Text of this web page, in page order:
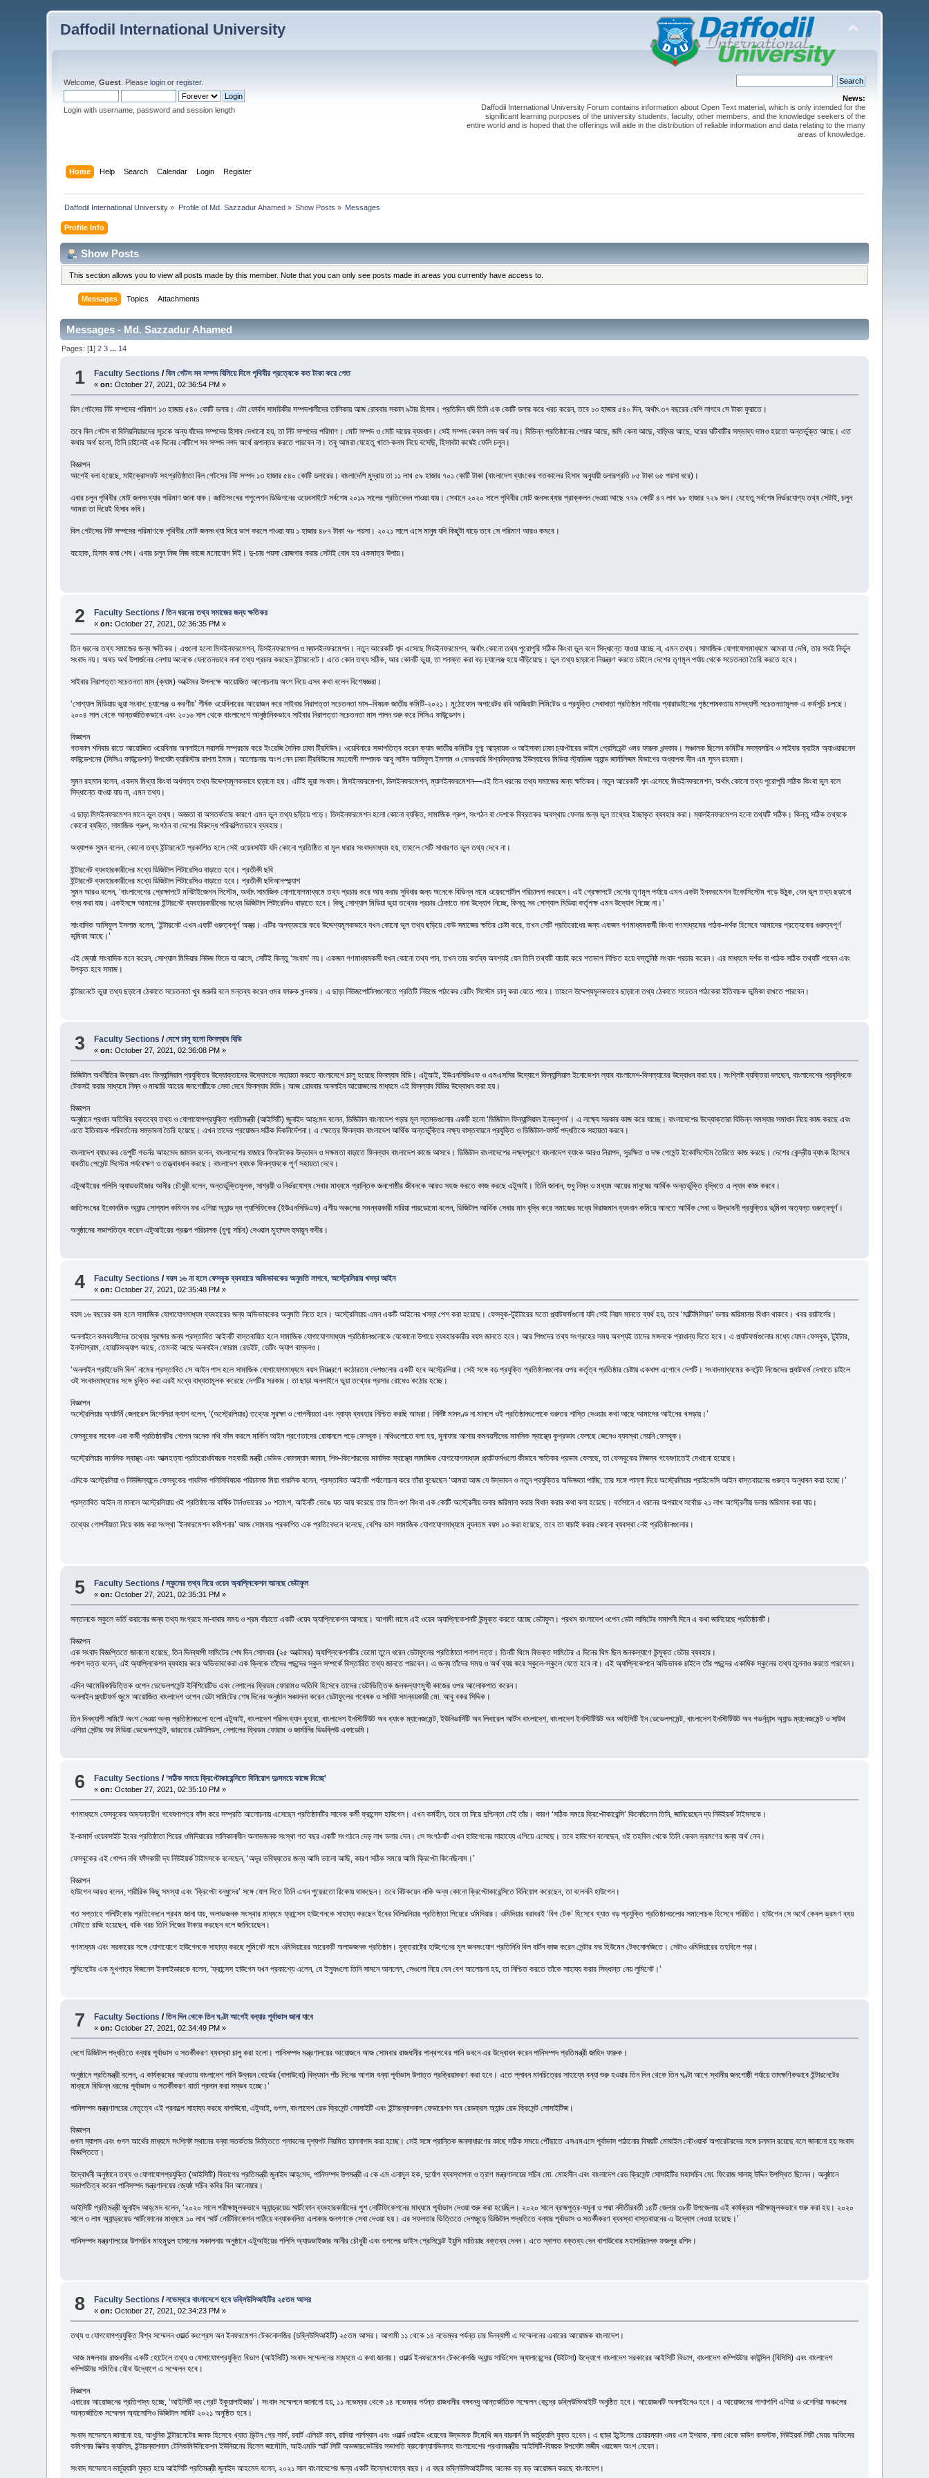
Daffodil International University
Welcome,Guest . Pleaselogin orregister.
Login with username, password and session length
News:
Daffodil International University Forum contains information about Open Text material, which is only intended for the
significant learning purposes of the university students, faculty, other members, and the knowledge seekers of the
entire world and is hoped that the offerings will aide in the distribution of reliable information and data relating to the many
areas of knowledge.
Home Help Search Calendar Login Register
Daffodil International University » Profile of Md. Sazzadur Ahamed» Show Posts » Messages
Profile Info
Show Posts
This section allows you to view all posts made by this member. Note that you can only see posts made in areas you currently have access to.
Messages Topics Attachments
Messages - Md. Sazzadur Ahamed
Pages: [1]2 3 ... 14
1 Faculty Sections /বিল গেটস সব সম্পদ বিলিয়ে দিলে পৃথিবীর প্রত্যেকে কত টাকা করে পেত
«on: October 27, 2021, 02:36:54 PM »
বিল গেটসের নিট সম্পদের পরিমাণ ১৩ হাজার ৫৪০ কোটি ডলার। এটা ফোর্বস সাময়িকীর সম্পদশালীদের তালিকায় আজ রোববার সকাল ৯টার হিসাব। প্রতিদিন যদি তিনি এক কোটি ডলার করে খরচ করেন, তবে ১৩ হাজার ৫৪০ দিন, অর্থাৎ ৩৭ বছরের বেশি লাগবে সে টাকা ফুরাতে।
তবে বিল গেটস বা বিলিয়নিয়ারদের সূচকে অন্য যাঁদের সম্পদের হিসাব দেখানো হয়, তা নিট সম্পদের পরিমাণ। মোট সম্পদ ও মোট দায়ের ব্যবধান। সেই সম্পদ কেবল নগদ অর্থ নয়। বিভিন্ন প্রতিষ্ঠানের শেয়ার আছে, জমি কেনা আছে, বাড়িঘর আছে, ঘরের ঘটিবাটির সম্ভাব্য দামও হয়তো অন্তর্ভুক্ত আছে। এত
কথার অর্থ হলো, তিনি চাইলেই এক দিনের নোটিশে সব সম্পদ নগদ অর্থে রূপান্তর করতে পারবেন না। তবু আমরা যেহেতু খাতা-কলম নিয়ে বসেছি, হিসাবটা কষেই ফেলি চলুন।
বিজ্ঞাপন
আগেই বলা হয়েছে, মাইক্রোসফট সহপ্রতিষ্ঠাতা বিল গেটসের নিট সম্পদ ১৩ হাজার ৫৪০ কোটি ডলারের। বাংলাদেশি মুদ্রায় তা ১১ লাখ ৫৯ হাজার ৭০১ কোটি টাকা (বাংলাদেশ ব্যাংকের গতকালের হিসাব অনুযায়ী ডলারপ্রতি ৮৫ টাকা ৬৫ পয়সা ধরে)।
এবার চলুন পৃথিবীর মোট জনসংখ্যার পরিমাণ জানা যাক। জাতিসংঘের পপুলেশন ডিভিশনের ওয়েবসাইটে সর্বশেষ ২০১৯ সালের প্রতিবেদন পাওয়া যায়। সেখানে ২০২০ সালে পৃথিবীর মোট জনসংখ্যার প্রাক্কলন দেওয়া আছে ৭৭৯ কোটি ৪৭ লাখ ৯৮ হাজার ৭২৯ জন। যেহেতু সর্বশেষ নির্ভরযোগ্য তথ্য সেটাই, চলুন
আমরা তা দিয়েই হিসাব কষি।
বিল গেটসের নিট সম্পদের পরিমাণকে পৃথিবীর মোট জনসংখ্যা দিয়ে ভাগ করলে পাওয়া যায় ১ হাজার ৪৮৭ টাকা ৭৮ পয়সা। ২০২১ সালে এসে মানুষ যদি কিছুটা বাড়ে তবে সে পরিমাণ আরও কমবে।
যাহোক, হিসাব কষা শেষ। এবার চলুন নিজ নিজ কাজে মনোযোগ দিই। দু-চার পয়সা রোজগার করার সেটাই বোধ হয় একমাত্র উপায়।
2 Faculty Sections /তিন ধরনের তথ্য সমাজের জন্য ক্ষতিকর
«on: October 27, 2021, 02:36:35 PM »
তিন ধরনের তথ্য সমাজের জন্য ক্ষতিকর। এগুলো হলো মিসইনফরমেশন, ডিসইনফরমেশন ও ম্যালইনফরমেশন। নতুন আরেকটি শব্দ এসেছে মিডইনফরমেশন, অর্থাৎ কোনো তথ্য পুরোপুরি সঠিক কিংবা ভুল বলে সিদ্ধান্তে যাওয়া যাচ্ছে না, এমন তথ্য। সামাজিক যোগাযোগমাধ্যমে আমরা যা দেখি, তার সবই নির্ভুল
সংবাদ নয়। অথচ অর্থ উপার্জনের নেশায় অনেকে যেনতেনভাবে নানা তথ্য প্রচার করছেন ইন্টারনেটে। এতে কোন তথ্য সঠিক, আর কোনটি ভুয়া, তা শনাক্ত করা বড় চ্যালেঞ্জ হয়ে দাঁড়িয়েছে। ভুল তথ্য ছাড়ানো নিয়ন্ত্রণ করতে চাইলে দেশের তৃণমূল পর্যায় থেকে সচেতনতা তৈরি করতে হবে।
সাইবার নিরাপত্তা সচেতনতা মাস (ক্যাম) অক্টোবর উপলক্ষে আয়োজিত আলোচনায় অংশ নিয়ে এসব কথা বলেন বিশেষজ্ঞরা।
‘সোশ্যাল মিডিয়ায় ভুয়া সংবাদ: চ্যালেঞ্জ ও করণীয়’ শীর্ষক ওয়েবিনারের আয়োজন করে সাইবার নিরাপত্তা সচেতনতা মাস–বিষয়ক জাতীয় কমিটি-২০২১। মুঠোফোন অপারেটর রবি আজিয়াটা লিমিটেড ও প্রযুক্তি সেবাদাতা প্রতিষ্ঠান সাইবার প্যারাডাইসের পৃষ্ঠপোষকতায় মাসব্যাপী সচেতনতামূলক এ কর্মসূচি চলছে।
২০০৪ সাল থেকে আন্তর্জাতিকভাবে এবং ২০১৬ সাল থেকে বাংলাদেশে আনুষ্ঠানিকভাবে সাইবার নিরাপত্তা সচেতনতা মাস পালন শুরু করে সিসিএ ফাউন্ডেশন।
বিজ্ঞাপন
গতকাল শনিবার রাতে আয়োজিত ওয়েবিনার অনলাইনে সরাসরি সম্প্রচার করে ইংরেজি দৈনিক ঢাকা ট্রিবিউন। ওয়েবিনারে সভাপতিত্ব করেন ক্যাম জাতীয় ক‌মি‌টির যুগ্ম আহ্বায়ক ও আইসাকা ঢাকা চ্যাপ্টারের ভাইস প্রেসিডেন্ট ওমর ফারুক খন্দকার। সঞ্চালক ছিলেন কমিটির সদস্যসচিব ও সাইবার ক্রাইম অ্যাওয়ারনেস
ফাউন্ডেশনের (সিসিএ ফাউন্ডেশন) উপদেষ্টা ব্যারিস্টার রাশনা ইমাম। আলোচনায় অংশ নেন ঢাকা ট্রিবিউনের সহযোগী সম্পাদক আবু সাঈদ আসিফুল ইসলাম ও বেসরকারি বিশ্ববিদ্যালয় ইউল্যাবের মিডিয়া স্ট্যাডিজ অ্যান্ড জার্নালিজম বিভাগের অধ্যাপক দীন এম সুমন রহমান।
সুমন রহমান বলেন, একদম মিথ্যা কিংবা অর্ধসত্য তথ্য উদ্দেশ্যমূলকভাবে ছড়ানো হয়। এটিই ভুয়া সংবাদ। মিসইনফরমেশন, ডিসইনফরমেশন, ম্যালইনফরমেশন—এই তিন ধরনের তথ্য সমাজের জন্য ক্ষতিকর। নতুন আরেকটি শব্দ এসেছে মিডইনফরমেশন, অর্থাৎ কোনো তথ্য পুরোপুরি সঠিক কিংবা ভুল বলে
সিদ্ধান্তে যাওয়া যায় না, এমন তথ্য।
এ ছাড়া মিসইনফরমেশন মানে ভুল তথ্য। অজ্ঞতা বা অসতর্কতার কারণে এমন ভুল তথ্য ছড়িয়ে পড়ে। ডিসইনফরমেশন হলো কোনো ব্যক্তি, সামাজিক গ্রুপ, সংগঠন বা দেশকে বিব্রতকর অবস্থায় ফেলার জন্য ভুল তথ্যের ইচ্ছাকৃত ব্যবহার করা। ম্যালইনফরমেশন হলো তথ্যটি সঠিক। কিন্তু সঠিক তথ্যকে
কোনো ব্যক্তি, সামাজিক গ্রুপ, সংগঠন বা দেশের বিরুদ্ধে পরিকল্পিতভাবে ব্যবহার।
অধ্যাপক সুমন বলেন, কোনো তথ্য ইন্টারনেটে প্রকাশিত হলে সেই ওয়েবসাইট যদি কোনো প্রতিষ্ঠিত বা মূল ধারার সংবাদমাধ্যম হয়, তাহলে সেটি সাধারণত ভুল তথ্য দেবে না।
ইন্টারনেট ব্যবহারকারীদের মধ্যে ডিজিটাল লিটারেসিও বাড়াতে হবে। প্রতীকী ছবি
ইন্টারনেট ব্যবহারকারীদের মধ্যে ডিজিটাল লিটারেসিও বাড়াতে হবে। প্রতীকী ছবিআনস্প্ল্যাশ
সুমন আরও বলেন, ‘বাংলাদেশের প্রেক্ষাপটে মনিটাইজেশন সিস্টেম, অর্থাৎ সামাজিক যোগাযোগমাধ্যমে তথ্য প্রচার করে আয় করার সুবিধার জন্য অনেকে বিভিন্ন নামে ওয়েবপোর্টাল পরিচালনা করছেন। এই প্রেক্ষাপটে দেশের তৃণমূল পর্যায়ে এমন একটা ইনফরমেশন ইকোসিস্টেম গড়ে উঠুক, যেন ভুল তথ্য ছড়ানো
বন্ধ করা যায়। একইসঙ্গে আমাদের ইন্টারনেট ব্যবহারকারীদের মধ্যে ডিজিটাল লিটারেসিও বাড়াতে হবে। কিছু সোশ্যাল মিডিয়া ভুয়া তথ্যের প্রচার ঠেকাতে নানা উদ্যোগ নিচ্ছে, কিন্তু সব সোশ্যাল মিডিয়া কর্তৃপক্ষ এমন উদ্যোগ নিচ্ছে না।’
সাংবাদিক আসিফুল ইসলাম বলেন, ‘ইন্টারনেট এখন একটি গুরুত্বপূর্ণ অস্ত্র। এটির অপব্যবহার করে উদ্দেশ্যমূলকভাবে যখন কোনো ভুল তথ্য ছড়িয়ে কেউ সমাজের ক্ষতির চেষ্টা করে, তখন সেটি প্রতিরোধের জন্য একজন গণমাধ্যমকর্মী কিংবা গণমাধ্যমের পাঠক-দর্শক হিসেবে আমাদের প্রত্যেকের গুরুত্বপূর্ণ
ভূমিকা আছে।’
এই জ্যেষ্ঠ সাংবাদিক মনে করেন, সোশ্যাল মিডিয়ার নিউজ ফিডে যা আসে, সেটিই কিন্তু ‘সংবাদ’ নয়। একজন গণমাধ্যমকর্মী যখন কোনো তথ্য পান, তখন তার কর্তব্য অবশ্যই যেন তিনি তথ্যটি যাচাই করে শতভাগ নিশ্চিত হয়ে বস্তুনিষ্ঠ সংবাদ প্রচার করেন। এর মাধ্যমে দর্শক বা পাঠক সঠিক তথ্যটি পাবেন এবং
উপকৃত হবে সমাজ।
ইন্টারনেটে ভুয়া তথ্য ছড়ানো ঠেকাতে সচেতনতা খুব জরুরি বলে মন্তব্য করেন ওমর ফারুক খন্দকার। এ ছাড়া নিউজপোর্টালগুলোতে প্রতিটি নিউজে পাঠকের রেটিং সিস্টেম চালু করা যেতে পারে। তাহলে উদ্দেশ্যমূলকভাবে ছাড়ানো তথ্য ঠেকাতে সচেতন পাঠকেরা ইতিবাচক ভূমিকা রাখতে পারবেন।
3 Faculty Sections /দেশে চালু হলো ফিনল্যাব বিডি
«on: October 27, 2021, 02:36:08 PM »
ডিজিটাল অর্থনীতির উন্নয়ন এবং ফিন্যান্সিয়াল প্রযুক্তির উদ্যোক্তাদের উদ্যোগকে সহায়তা করতে বাংলাদেশে চালু হয়েছে ফিনল্যাব বিডি। এটুআই, ইউএনসিডিএফ ও এমএসসির উদ্যোগে ফিন্যান্সিয়াল ইনোভেশন ল্যাব বাংলাদেশ-ফিনল্যাবের উদ্বোধন করা হয়। সংশ্লিষ্ট ব্যক্তিরা বলছেন, বাংলাদেশের প্রবৃদ্ধিকে
টেকসই করার মাধ্যমে নিম্ন ও মাঝারি আয়ের জনগোষ্ঠীকে সেবা দেবে ফিনল্যাব বিডি। আজ রোববার অনলাইন আয়োজনের মাধ্যমে এই ফিনল্যাব বিডির উদ্বোধন করা হয়।
বিজ্ঞাপন
অনুষ্ঠানে প্রধান অতিথির বক্তব্যে তথ্য ও যোগাযোগপ্রযুক্তি প্রতিমন্ত্রী (আইসিটি) জুনাইদ আহ্‌মেদ বলেন, ডিজিটাল বাংলাদেশ গড়ার মূল স্তম্ভগুলোর একটি হলো ‘ডিজিটাল ফিন্যান্সিয়াল ইনক্লুশন’। এ লক্ষ্যে সরকার কাজ করে যাচ্ছে। বাংলাদেশের উদ্যোক্তারা বিভিন্ন সমস্যার সমাধান নিয়ে কাজ করছে এবং
এতে ইতিবাচক পরিবর্তনের সম্ভাবনা তৈরি হয়েছে। এখন তাদের প্রয়োজন সঠিক দিকনির্দেশনা। এ ক্ষেত্রে ফিনল্যাব বাংলাদেশ আর্থিক অন্তর্ভুক্তির লক্ষ্য বাস্তবায়নে প্রযুক্তি ও ডিজিটাল-ফার্স্ট পদ্ধতিকে সহায়তা করবে।
বাংলাদেশ ব্যাংকের ডেপুটি গভর্নর আহমেদ জামাল বলেন, বাংলাদেশের বাজারে ফিনটেকের উদ্ভাবন ও সক্ষমতা বাড়াতে ফিনল্যাব বাংলাদেশ কাজে আসবে। ডিজিটাল বাংলাদেশের লক্ষ্যপূরণে বাংলাদেশ ব্যাংক আরও নিরাপদ, সুরক্ষিত ও দক্ষ পেমেন্ট ইকোসিস্টেম তৈরিতে কাজ করছে। দেশের কেন্দ্রীয় ব্যাংক হিসেবে
যাবতীয় পেমেন্ট সিস্টেম পর্যবেক্ষণ ও তত্ত্বাবধান করছে। বাংলাদেশ ব্যাংক ফিনল্যাবকে পূর্ণ সহায়তা দেবে।
এটুআইয়ের পলিসি অ্যাডভাইজার আনীর চৌধুরী বলেন, অন্তর্ভুক্তিমূলক, সাশ্রয়ী ও নির্ভরযোগ্য সেবার মাধ্যমে প্রান্তিক জনগোষ্ঠীর জীবনকে আরও সহজ করতে কাজ করছে এটুআই। তিনি জানান, শুধু নিম্ন ও মধ্যম আয়ের মানুষের আর্থিক অন্তর্ভুক্তি বৃদ্ধিতে এ ল্যাব কাজ করবে।
জাতিসংঘের ইকোনমিক অ্যান্ড সোশ্যাল কমিশন ফর এশিয়া অ্যান্ড দ্য প্যাসিফিকের (ইউএনসিডিএফ) এশীয় অঞ্চলের সমন্বয়কারী মারিয়া পারডোমো বলেন, ডিজিটাল আর্থিক সেবার মান বৃদ্ধি করে সমাজের মধ্যে বিরাজমান ব্যবধান কমিয়ে আনতে আর্থিক সেবা ও উদ্ভাবনী প্রযুক্তির ভূমিকা অত্যন্ত গুরুত্বপূর্ণ।
অনুষ্ঠানের সভাপতিত্ব করেন এটুআইয়ের প্রকল্প পরিচালক (যুগ্ম সচিব) দেওয়ান মুহাম্মদ হুমায়ুন কবীর।
4 Faculty Sections /বয়স ১৬ না হলে ফেসবুক ব্যবহারে অভিভাবকের অনুমতি লাগবে, অস্ট্রেলিয়ায় খসড়া আইন
«on: October 27, 2021, 02:35:48 PM »
বয়স ১৬ বছরের কম হলে সামাজিক যোগাযোগমাধ্যম ব্যবহারের জন্য অভিভাবকের অনুমতি নিতে হবে। অস্ট্রেলিয়ায় এমন একটি আইনের খসড়া পেশ করা হয়েছে। ফেসবুক-টুইটারের মতো প্ল্যাটফর্মগুলো যদি সেই নিয়ম মানতে ব্যর্থ হয়, তবে ‘মাল্টিমিলিয়ন’ ডলার জরিমানার বিধান থাকবে। খবর রয়টার্সের।
অনলাইনে কমবয়সীদের তথ্যের সুরক্ষার জন্য প্রস্তাবিত আইনটি বাস্তবায়িত হলে সামাজিক যোগাযোগমাধ্যম প্রতিষ্ঠানগুলোকে যেকোনো উপায়ে ব্যবহারকারীর বয়স জানতে হবে। আর শিশুদের তথ্য সংগ্রহের সময় অবশ্যই তাদের মঙ্গলকে প্রাধান্য দিতে হবে। এ প্ল্যাটফর্মগুলোর মধ্যে যেমন ফেসবুক, টুইটার,
ইনস্টাগ্রাম, হোয়াটসঅ্যাপ আছে, তেমনই আছে অনলাইন ফোরাম রেডইট, ডেটিং অ্যাপ বাম্বলও।
‘অনলাইন প্রাইভেসি বিল’ নামের প্রস্তাবিত সে আইন পাস হলে সামাজিক যোগাযোগমাধ্যমে বয়স নিয়ন্ত্রণে কঠোরতম দেশগুলোর একটি হবে অস্ট্রেলিয়া। সেই সঙ্গে বড় প্রযুক্তি প্রতিষ্ঠানগুলোর ওপর কর্তৃত্ব প্রতিষ্ঠার চেষ্টায় একধাপ এগোবে দেশটি। সংবাদমাধ্যমের কনটেন্ট নিজেদের প্ল্যাটফর্ম দেখাতে চাইলে
ওই সংবাদমাধ্যমের সঙ্গে চুক্তি করা এরই মধ্যে বাধ্যতামূলক করেছে দেশটির সরকার। তা ছাড়া অনলাইনে ভুয়া তথ্যের প্রসার রোধেও কঠোর হচ্ছে।
বিজ্ঞাপন
অস্ট্রেলিয়ার অ্যাটর্নি জেনারেল মিশেলিয়া ক্যাশ বলেন, ‘(অস্ট্রেলিয়ার) তথ্যের সুরক্ষা ও গোপনীয়তা এবং ন্যায্য ব্যবহার নিশ্চিত করছি আমরা। নির্দিষ্ট মানদণ্ড না মানলে ওই প্রতিষ্ঠানগুলোকে গুরুতর শাস্তি দেওয়ার কথা আছে আমাদের আইনের খসড়ায়।’
ফেসবুকের সাবেক এক কর্মী প্রতিষ্ঠানটির গোপন অনেক নথি ফাঁস করলে মার্কিন আইন প্রণেতাদের রোষানলে পড়ে ফেসবুক। নথিগুলোতে বলা হয়, মুনাফার আশায় কমবয়সীদের মানসিক স্বাস্থ্যে কুপ্রভাব ফেলছে জেনেও ব্যবস্থা নেয়নি ফেসবুক।
অস্ট্রেলিয়ার মানসিক স্বাস্থ্য এবং আত্মহত্যা প্রতিরোধবিষয়ক সহকারী মন্ত্রী ডেভিড কোলম্যান জানান, শিশু-কিশোরদের মানসিক স্বাস্থ্যে সামাজিক যোগাযোগমাধ্যম প্ল্যাটফর্মগুলো কীভাবে ক্ষতিকর প্রভাব ফেলছে, তা ফেসবুকের নিজস্ব গবেষণাতেই দেখানো হয়েছে।
এদিকে অস্ট্রেলিয়া ও নিউজিল্যান্ডে ফেসবুকের পাবলিক পলিসিবিষয়ক পরিচালক মিয়া গারলিক বলেন, প্রস্তাবিত আইনটি পর্যালোচনা করে তাঁরা বুঝেছেন ‘আমরা আজ যে উদ্ভাবন ও নতুন প্রযুক্তির অভিজ্ঞতা পাচ্ছি, তার সঙ্গে পাল্লা দিয়ে অস্ট্রেলিয়ার প্রাইভেসি আইন বাস্তবায়নের গুরুত্ব অনুধাবন করা হচ্ছে।’
প্রস্তাবিত আইন না মানলে অস্ট্রেলিয়ায় ওই প্রতিষ্ঠানের বার্ষিক টার্নওভারের ১০ শতাংশ, আইনটি ভেঙে যত আয় করেছে তার তিন গুণ কিংবা এক কোটি অস্ট্রেলীয় ডলার জরিমানা করার বিধান করার কথা বলা হয়েছে। বর্তমানে এ ধরনের অপরাধে সর্বোচ্চ ২১ লাখ অস্ট্রেলীয় ডলার জরিমানা করা যায়।
তথ্যের গোপনীয়তা নিয়ে কাজ করা সংস্থা ‘ইনফরমেশন কমিশনার’ আজ সোমবার প্রকাশিত এক প্রতিবেদনে বলেছে, বেশির ভাগ সামাজিক যোগাযোগমাধ্যমে ন্যূনতম বয়স ১৩ করা হয়েছে, তবে তা যাচাই করার কোনো ব্যবস্থা নেই প্রতিষ্ঠানগুলোর।
5 Faculty Sections /স্কুলের তথ্য নিয়ে ওয়েব অ্যাপ্লিকেশন আনছে ডেটাফুল
«on: October 27, 2021, 02:35:31 PM »
সন্তানকে স্কুলে ভর্তি করানোর জন্য তথ্য সংগ্রহে মা-বাবার সময় ও শ্রম বাঁচাতে একটি ওয়েব অ্যাপ্লিকেশন আসছে। আগামী মাসে এই ওয়েব অ্যাপ্লিকেশনটি উন্মুক্ত করতে যাচ্ছে ডেটাফুল। প্রথম বাংলাদেশ ওপেন ডেটা সামিটের সমাপনী দিনে এ কথা জানিয়েছে প্রতিষ্ঠানটি।
বিজ্ঞাপন
এক সংবাদ বিজ্ঞপ্তিতে জানানো হয়েছে, তিন দিনব্যাপী সামিটের শেষ দিন সোমবার (২৫ অক্টোবর) অ্যাপ্লিকেশনটির ডেমো তুলে ধরেন ডেটাফুলের প্রতিষ্ঠাতা পলাশ দত্ত। তিনটি থিমে বিভক্ত সামিটের এ দিনের থিম ছিল জনকল্যাণে উন্মুক্ত ডেটার ব্যবহার।
পলাশ দত্ত বলেন, এই অ্যাপ্লিকেশন ব্যবহার করে অভিভাবকেরা এক ক্লিকে তাঁদের পছন্দের স্কুল সম্পর্কে বিস্তারিত তথ্য জানতে পারবেন। এ জন্য তাঁদের সময় ও অর্থ ব্যয় করে স্কুলে-স্কুলে যেতে হবে না। এই অ্যাপ্লিকেশনে অভিভাবক চাইলে তাঁর পছন্দের একাধিক স্কুলের তথ্য তুলনাও করতে পারবেন।
এদিন আমেরিকাভিত্তিক ওপেন ডেভেলপমেন্ট ইনিশিয়েটিভ এবং নেপালের ফ্রিডম ফোরামও অতিথি হিসেবে তাদের ডেটাভিত্তিক জনকল্যাণমুখী কাজের ওপর আলোকপাত করেন।
অনলাইন প্ল্যাটফর্ম জুমে আয়োজিত বাংলাদেশ ওপেন ডেটা সামিটের শেষ দিনের অনুষ্ঠান সঞ্চালনা করেন ডেটাফুলের গবেষক ও সামিট সমন্বয়কারী মো. আবু বকর সিদ্দিক।
তিন দিনব্যাপী সামিটে অংশ নেওয়া অন্য প্রতিষ্ঠানগুলো হলো এটুআই, বাংলাদেশ পরিসংখ্যান ব্যুরো, বাংলাদেশ ইনস্টিটিউট অব ব্যাংক ম্যানেজমেন্ট, ইউনিভার্সিটি অব লিবারেল আর্টস বাংলাদেশ, বাংলাদেশ ইনস্টিটিউট অব আইসিটি ইন ডেভেলপমেন্ট, বাংলাদেশ ইনস্টিটিউট অব গভর্ন্যান্স অ্যান্ড ম্যানেজমেন্ট ও সাউথ
এশিয়া সেন্টার ফর মিডিয়া ডেভেলপমেন্ট, ভারতের ডেটালিডস, নেপালের ফ্রিডম ফোরাম ও জার্মানির ডিডব্লিউ একাডেমি।
6 Faculty Sections /‘সঠিক সময়ে ক্রিপ্টোকারেন্সিতে বিনিয়োগ দুঃসময়ে কাজে দিচ্ছে’
«on: October 27, 2021, 02:35:10 PM »
গণমাধ্যমে ফেসবুকের অভ্যন্তরীণ গবেষণাপত্র ফাঁস করে সম্প্রতি আলোচনায় এসেছেন প্রতিষ্ঠানটির সাবেক কর্মী ফ্রান্সেস হাউগেন। এখন কর্মহীন, তবে তা নিয়ে দুশ্চিন্তা নেই তাঁর। কারণ ‘সঠিক সময়ে ক্রিপ্টোকারেন্সি’ কিনেছিলেন তিনি, জানিয়েছেন দ্য নিউইয়র্ক টাইমসকে।
ই-কমার্স ওয়েবসাইট ইবের প্রতিষ্ঠাতা পিয়ের ওমিদিয়ারের মালিকানাধীন অলাভজনক সংস্থা গত বছর একটি সংগঠনে দেড় লাখ ডলার দেন। সে সংগঠনটি এখন হাউগেনের সাহায্যে এগিয়ে এসেছে। তবে হাউগেন বলেছেন, ওই তহবিল থেকে তিনি কেবল ভ্রমণের জন্য অর্থ নেন।
ফেসবুকের এই গোপন নথি ফাঁসকারী দ্য নিউইয়র্ক টাইমসকে বলেছেন, ‘অদূর ভবিষ্যতের জন্য আমি ভালো আছি, কারণ সঠিক সময়ে আমি ক্রিপ্টো কিনেছিলাম।’
বিজ্ঞাপন
হাউগেন আরও বলেন, শারীরিক কিছু সমস্যা এবং ‘ক্রিপ্টো বন্ধুদের’ সঙ্গে যোগ দিতে তিনি এখন পুয়েরতো রিকোয় থাকছেন। তবে বিটকয়েন নাকি অন্য কোনো ক্রিপ্টোকারেন্সিতে বিনিয়োগ করেছেন, তা বলেননি হাউগেন।
গত সপ্তাহে পলিটিকোর প্রতিবেদনে প্রথম জানা যায়, অলাভজনক সংস্থার মাধ্যমে ফ্রান্সেস হাউগেনকে সাহায্য করছেন ইবের বিলিয়নিয়ার প্রতিষ্ঠাতা পিয়েরে ওমিদিয়ার। ওমিদিয়ার বরাবরই ‘বিগ টেক’ হিসেবে খ্যাত বড় প্রযুক্তি প্রতিষ্ঠানগুলোর সমালোচক হিসেবে পরিচিত। হাউগেন সে অর্থে কেবল ভ্রমণ ব্যয়
মেটাতে রাজি হয়েছেন, বাকি খরচ তিনি নিজের টাকায় করছেন বলে জানিয়েছেন।
গণমাধ্যম এবং সরকারের সঙ্গে যোগাযোগে হাউগেনকে সাহায্য করছে লুমিনেট নামে ওমিদিয়ারের আরেকটি অলাভজনক প্রতিষ্ঠান। যুক্তরাষ্ট্রে হাউগেনের মূল জনসংযোগ প্রতিনিধি বিল বার্টন কাজ করেন সেন্টার ফর হিউমেন টেকনোলজিতে। সেটাও ওমিদিয়ারের তহবিলে গড়া।
লুমিনেটের এক মুখপাত্র বিজনেস ইনসাইডারকে বলেন, ‘ফ্রান্সেস হাউগেন যখন প্রকাশ্যে এলেন, যে ইস্যুগুলো তিনি সামনে আনলেন, সেগুলো নিয়ে যেন বেশ আলোচনা হয়, তা নিশ্চিত করতে তাঁকে সাহায্য করার সিদ্ধান্ত নেয় লুমিনেট।’
7 Faculty Sections /তিন দিন থেকে তিন ঘণ্টা আগেই বন্যার পূর্বাভাস জানা যাবে
«on: October 27, 2021, 02:34:49 PM »
দেশে ডিজিটাল পদ্ধতিতে বন্যার পূর্বাভাস ও সতর্কীকরণ ব্যবস্থা চালু করা হলো। পানিসম্পদ মন্ত্রণালয়ের আয়োজনে আজ সোমবার রাজধানীর পান্থপথের পানি ভবনে এর উদ্বোধন করেন পানিসম্পদ প্রতিমন্ত্রী জাহিদ ফারুক।
অনুষ্ঠানে প্রতিমন্ত্রী বলেন, এ কার্যক্রমের আওতায় বাংলাদেশ পানি উন্নয়ন বোর্ডের (বাপাউবো) বিদ্যমান পাঁচ দিনের আগাম বন্যা পূর্বাভাস উপাত্ত প্রক্রিয়াকরণ করা হবে। এতে প্লাবন মানচিত্রের সাহায্যে বন্যা শুরু হওয়ার তিন দিন থেকে তিন ঘণ্টা আগে স্থানীয় জনগোষ্ঠী পর্যায়ে তাৎক্ষণিকভাবে ইন্টারনেটের
মাধ্যমে বিভিন্ন ধরনের পূর্বাভাস ও সতর্কীকরণ বার্তা প্রদান করা সম্ভব হচ্ছে।’
পানিসম্পদ মন্ত্রণালয়ের নেতৃত্বে এই প্রকল্পে সাহায্য করছে বাপাউবো, এটুআই, গুগল, বাংলাদেশ রেড ক্রিসেন্ট সোসাইটি এবং ইন্টারন্যাশনাল ফেডারেশন অব রেডক্রস অ্যান্ড রেড ক্রিসেন্ট সোসাইটিজ।
বিজ্ঞাপন
গুগল ম্যাপস এবং গুগল আর্থের মাধ্যমে সংশ্লিষ্ট স্থানের বন্যা সতর্কতার ভিত্তিতে প্লাবনের দৃশ্যপট নিয়মিত হালনাগাদ করা হচ্ছে। সেই সঙ্গে প্রান্তিক জনসাধারণের কাছে সঠিক সময়ে পৌঁছাতে এসএমএসে পূর্বাভাস পাঠানোর বিষয়টি মোবাইল নেটওয়ার্ক অপারেটরদের সঙ্গে চলমান রয়েছে বলে জানানো হয় সংবাদ
বিজ্ঞপ্তিতে।
উদ্বোধনী অনুষ্ঠানে তথ্য ও যোগাযোগপ্রযুক্তি (আইসিটি) বিভাগের প্রতিমন্ত্রী জুনাইদ আহ্‌মেদ, পানিসম্পদ উপমন্ত্রী এ কে এম এনামুল হক, দুর্যোগ ব্যবস্থাপনা ও ত্রাণ মন্ত্রণালয়ের সচিব মো. মোহসীন এবং বাংলাদেশ রেড ক্রিসেন্ট সোসাইটির মহাসচিব মো. ফিরোজ সালাহ্ উদ্দিন উপস্থিত ছিলেন। অনুষ্ঠানে
সভাপতিত্ব করেন পানিসম্পদ মন্ত্রণালয়ের জ্যেষ্ঠ সচিব কবির বিন আনোয়ার।
আইসিটি প্রতিমন্ত্রী জুনাইদ আহ্‌মেদ বলেন, ‘২০২০ সালে পরীক্ষামূলকভাবে অ্যান্ড্রয়েড স্মার্টফোন ব্যবহারকারীদের পুশ নোটিফিকেশনের মাধ্যমে পূর্বাভাস দেওয়া শুরু করা হয়েছিল। ২০২০ সালে ব্রহ্মপুত্র-যমুনা ও পদ্মা নদীতীরবর্তী ১৪টি জেলার ৩৮টি উপজেলায় এই কার্যক্রম পরীক্ষামূলকভাবে শুরু করা হয়। ২০২০
সালে ৩ লাখ অ্যান্ড্রয়েড স্মার্টফোনের মাধ্যমে ১০ লাখ স্মার্ট নোটিফিকেশন পাঠিয়ে বন্যাকবলিত এলাকার জনগণকে সেবা দেওয়া হয়। এর সফলতার ভিত্তিতে দেশজুড়ে ডিজিটাল পদ্ধতিতে বন্যার পূর্বাভাস ও সতর্কীকরণ ব্যবস্থা বাস্তবায়নের এ উদ্যোগ নেওয়া হয়েছে।’
পানিসম্পদ মন্ত্রণালয়ের উপসচিব মাহমুদুল হাসানের সঞ্চালনায় অনুষ্ঠানে এটুআইয়ের পলিসি অ্যাডভাইজার আনীর চৌধুরী এবং গুগলের ভাইস প্রেসিডেন্ট ইয়ুসি মাতিয়াছ বক্তব্য দেনন। এতে স্বাগত বক্তব্য দেন বাপাউবোর মহাপরিচালক ফজলুর রশিদ।
8 Faculty Sections /নভেম্বরে বাংলাদেশে হবে ডব্লিউসিআইটির ২৫তম আসর
«on: October 27, 2021, 02:34:23 PM »
তথ্য ও যোগযোগপ্রযুক্তি বিশ্ব সম্মেলন ওয়ার্ল্ড কংগ্রেস অন ইনফরমেশন টেকনোলজির (ডব্লিউসিআইটি) ২৫তম আসর। আগামী ১১ থেকে ১৪ নভেম্বর পর্যন্ত চার দিনব্যাপী এ সম্মেলনের এবারের আয়োজক বাংলাদেশ।
আজ মঙ্গলবার রাজধানীর একটি হোটেলে তথ্য ও যোগাযোগপ্রযুক্তি বিভাগ (আইসিটি) সংবাদ সম্মেলনের মাধ্যমে এ কথা জানায়। ওয়ার্ল্ড ইনফরমেশন টেকনোলজি অ্যান্ড সার্ভিসেস অ্যালায়েন্সের (উইটসা) উদ্যোগে বাংলাদেশ সরকারের আইসিটি বিভাগ, বাংলাদেশ কম্পিউটার কাউন্সিল (বিসিসি) এবং বাংলাদেশ
কম্পিউটার সমিতির যৌথ উদ্যোগে এ সম্মেলন হবে।
বিজ্ঞাপন
এবারের আয়োজনের প্রতিপাদ্য হচ্ছে, ‘আইসিটি দ্য গ্রেট ইকুয়ালাইজার’। সংবাদ সম্মেলনে জানানো হয়, ১১ নভেম্বর থেকে ১৪ নভেম্বর পর্যন্ত রাজধানীর বঙ্গবন্ধু আন্তর্জাতিক সম্মেলন কেন্দ্রে ডব্লিউসিআইটি অনুষ্ঠিত হবে। আয়োজনটি অনলাইনেও হবে। এ আয়োজনের পাশাপাশি এশিয়া ও ওশেনিয়া অঞ্চলের
আন্তর্জাতিক সম্মেলন অ্যাসোসিও ডিজিটাল সামিট ২০২১ অনুষ্ঠিত হবে।
সংবাদ সম্মেলনে জানানো হয়, আধুনিক ইন্টারনেটের জনক হিসেবে খ্যাত ভিন্টন গ্রে সার্ফ, রবার্ট এলিয়ট কান, রাদিয়া পার্লম্যান এবং ওয়ার্ল্ড ওয়াইড ওয়েবের উদ্ভাবক টিমোথি জন বারনার্স লি ভার্চুয়্যালি যুক্ত হবেন। এ ছাড়া ইন্টেলের চেয়ারম্যান ওমর এস ইশরাক, নাসা থেকে ডাউগ কমস্টক, নিউইয়র্ক সিটি মেয়র অফিসের
কমিশনার ভিক্টর ক্যালিস, ইন্টারন্যাশনাল টেলিকমিউনিকেশন ইউনিয়নের বিলেল জামৌসি, আইএমডি স্মার্ট সিটি অভজারভেটরির সভাপতি ব্রুনোল্যানভিনসহ বাংলাদেশের প্রধানমন্ত্রীর আইসিটি-বিষয়ক উপদেষ্টা সজীব ওয়াজেদ অংশ নেবেন।
সংবাদ সম্মেলনে ভার্চুয়্যালি যুক্ত হয়ে আইসিটি প্রতিমন্ত্রী জুনাইদ আহমেদ বলেন, ২০২১ সাল বাংলাদেশের জন্য একটি উল্লেখযোগ্য বছর। এ বছর ডব্লিউসিআইটিসহ অনেক বড় বড় আয়োজন করছে বাংলাদেশ।